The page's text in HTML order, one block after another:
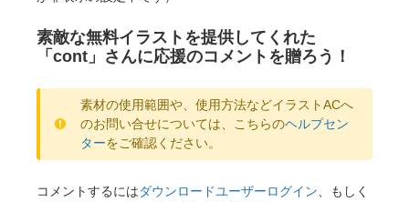
素敵な無料イラストを提供してくれた
「cont」さんに応援のコメントを贈ろう！
素材の使用範囲や、使用方法などイラストACへ
のお問い合せについては、こちらのヘルプセン
ターをご確認ください。
コメントするにはダウンロードユーザーログイン 、もしく